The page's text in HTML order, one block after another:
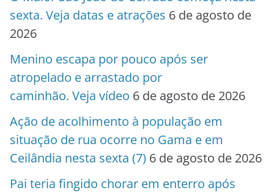
sexta. Veja datas e atrações 6 de agosto de
2026
Menino escapa por pouco após ser
atropelado e arrastado por
caminhão. Veja vídeo 6 de agosto de 2026
Ação de acolhimento à população em
situação de rua ocorre no Gama e em
Ceilândia nesta sexta (7) 6 de agosto de 2026
Pai teria fingido chorar em enterro após